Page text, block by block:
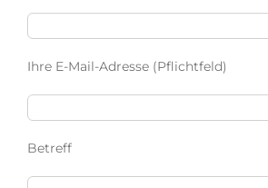
Ihre E-Mail-Adresse (Pflichtfeld)
Betreff